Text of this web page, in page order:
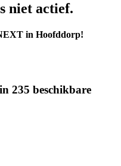
niet actief.
in Hoofddorp!
235 beschikbare